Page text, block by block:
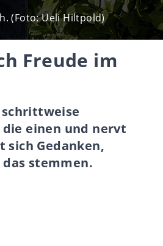
(Foto: Ueli Hiltpold)
Freude im
schrittweise
einen und nervt
sich Gedanken,
stemmen.